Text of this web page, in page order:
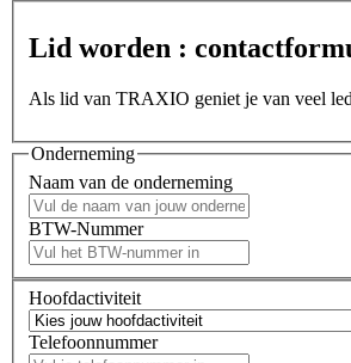
Lid worden :
Als lid van TRAXIO geniet je van veel
Onderneming
Naam van de onderneming
BTW-Nummer
Hoofdactiviteit
Telefoonnummer